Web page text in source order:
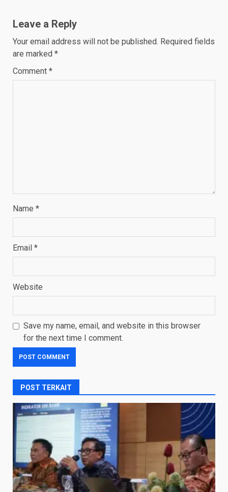
Leave a Reply
Your email address will not be published. Required fields
are marked *
Comment *
Name *
Email *
Website
Save my name, email, and website in this browser
for the next time I comment.
POST TERKAIT